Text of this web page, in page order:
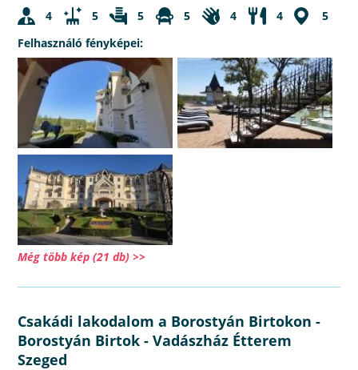
4
5 5 5 4 4
5
Felhasználó fényképei:
Még több kép (21 db) >>
Csakádi lakodalom a Borostyán Birtokon -
Borostyán Birtok - Vadászház Étterem
Szeged